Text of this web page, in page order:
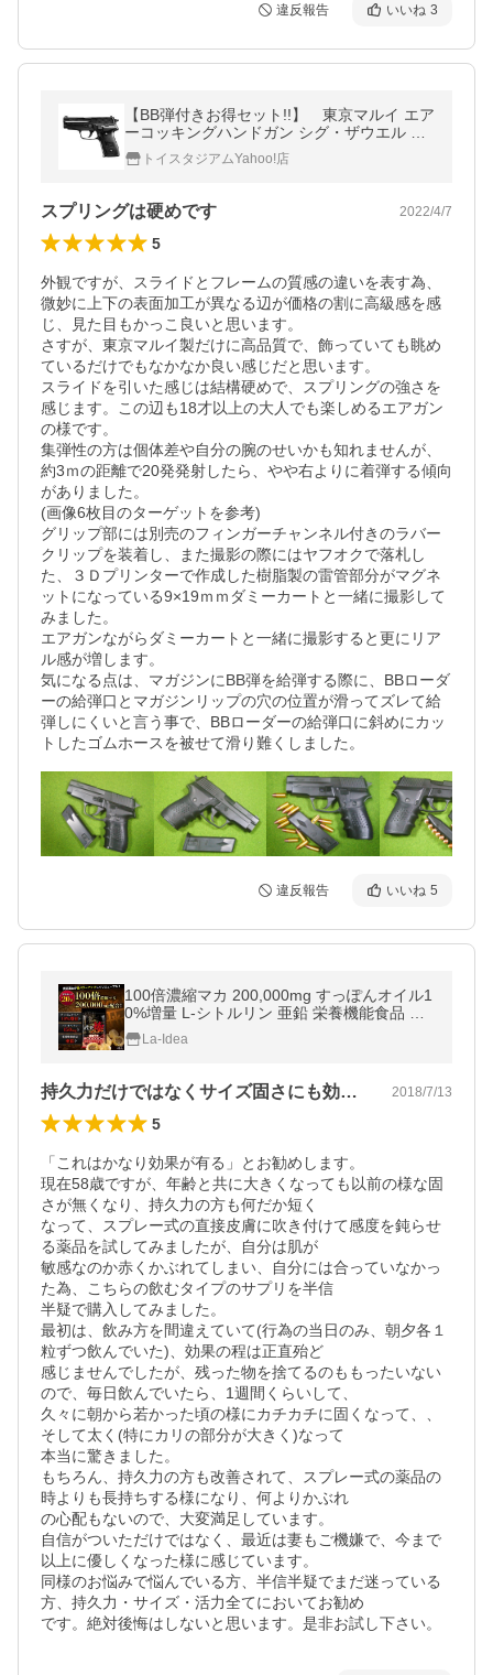
違反報告 いいね 3
【BB弾付きお得セット!!】 東京マルイ エア
ーコッキングハンドガン シグ・ザウエル P2
28 18才以上用 ＋ 0.2g超精密BB弾 送料無
料 トイスタジアムYahoo!店
スプリングは硬めです 2022/4/7
5
外観ですが、スライドとフレームの質感の違いを表す為、
微妙に上下の表面加工が異なる辺が価格の割に高級感を感
じ、見た目もかっこ良いと思います。
さすが、東京マルイ製だけに高品質で、飾っていても眺め
ているだけでもなかなか良い感じだと思います。
スライドを引いた感じは結構硬めで、スプリングの強さを
感じます。この辺も18才以上の大人でも楽しめるエアガン
の様です。
集弾性の方は個体差や自分の腕のせいかも知れませんが、
約3ｍの距離で20発発射したら、やや右よりに着弾する傾向
がありました。
(画像6枚目のターゲットを参考)
グリップ部には別売のフィンガーチャンネル付きのラバー
クリップを装着し、また撮影の際にはヤフオクで落札し
た、３Ｄプリンターで作成した樹脂製の雷管部分がマグネ
ットになっている9×19ｍｍダミーカートと一緒に撮影して
みました。
エアガンながらダミーカートと一緒に撮影すると更にリア
ル感が増します。
気になる点は、マガジンにBB弾を給弾する際に、BBローダ
ーの給弾口とマガジンリップの穴の位置が滑ってズレて給
弾しにくいと言う事で、BBローダーの給弾口に斜めにカッ
違反報告 いいね 5
100倍濃縮マカ 200,000mg すっぽんオイル1
0%増量 L-シトルリン 亜鉛 栄養機能食品 バ
イオペリン 武天 極 30粒 約30日分 GMP製造
La-Idea
持久力だけではなくサイズ固さにも効果あり 2018/7/13
5
「これはかなり効果が有る」とお勧めします。
現在58歳ですが、年齢と共に大きくなっても以前の様な固
さが無くなり、持久力の方も何だか短く
なって、スプレー式の直接皮膚に吹き付けて感度を鈍らせ
る薬品を試してみましたが、自分は肌が
敏感なのか赤くかぶれてしまい、自分には合っていなかっ
た為、こちらの飲むタイプのサプリを半信
半疑で購入してみました。
最初は、飲み方を間違えていて(行為の当日のみ、朝夕各１
粒ずつ飲んでいた)、効果の程は正直殆ど
感じませんでしたが、残った物を捨てるのももったいない
ので、毎日飲んでいたら、1週間くらいして、
久々に朝から若かった頃の様にカチカチに固くなって、、
そして太く(特にカリの部分が大きく)なって
本当に驚きました。
もちろん、持久力の方も改善されて、スプレー式の薬品の
時よりも長持ちする様になり、何よりかぶれ
の心配もないので、大変満足しています。
自信がついただけではなく、最近は妻もご機嫌で、今まで
以上に優しくなった様に感じています。
同様のお悩みで悩んでいる方、半信半疑でまだ迷っている
方、持久力・サイズ・活力全てにおいてお勧め
です。絶対後悔はしないと思います。是非お試し下さい。